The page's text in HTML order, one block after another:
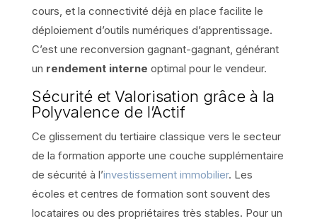
cours, et la connectivité déjà en place facilite le
déploiement d’outils numériques d’apprentissage.
C’est une reconversion gagnant-gagnant, générant
un rendement interne optimal pour le vendeur.
Sécurité et Valorisation grâce à la
Polyvalence de l’Actif
Ce glissement du tertiaire classique vers le secteur
de la formation apporte une couche supplémentaire
de sécurité à l’investissement immobilier. Les
écoles et centres de formation sont souvent des
locataires ou des propriétaires très stables. Pour un